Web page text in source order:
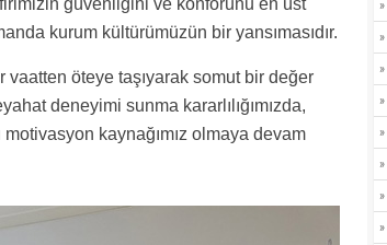
güvenliğini ve konforunu en üst
kurum kültürümüzün bir yansımasıdır.
vaatten öteye taşıyarak somut bir değer
deneyimi sunma kararlılığımızda,
motivasyon kaynağımız olmaya devam
»
»
»
»
»
»
»
»